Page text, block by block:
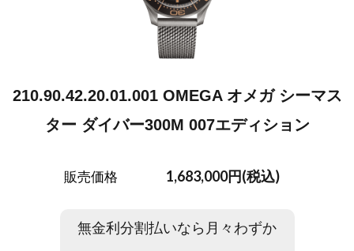
210.90.42.20.01.001 OMEGA オメガ シーマス
ター ダイバー300M 007エディション
販売価格 1,683,000円(税込)
無金利分割払いなら月々わずか